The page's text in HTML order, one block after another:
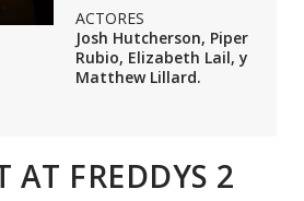
ACTORES
Josh Hutcherson, Piper
Rubio, Elizabeth Lail, y
Matthew Lillard.
AT FREDDYS 2